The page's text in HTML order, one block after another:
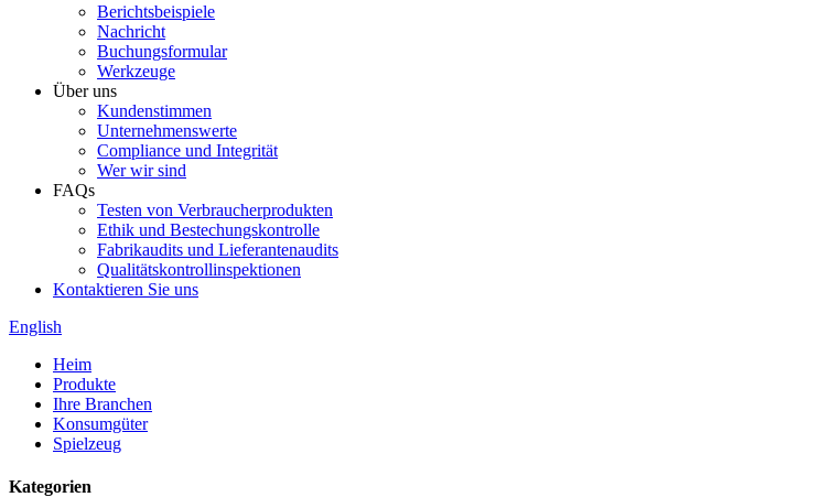
Berichtsbeispiele
Nachricht
Buchungsformular
Werkzeuge
Über uns
Kundenstimmen
Unternehmenswerte
Compliance und Integrität
Wer wir sind
FAQs
Testen von Verbraucherprodukten
Ethik und Bestechungskontrolle
Fabrikaudits und Lieferantenaudits
Qualitätskontrollinspektionen
Kontaktieren Sie uns
English
Heim
Produkte
Ihre Branchen
Konsumgüter
Spielzeug
Kategorien